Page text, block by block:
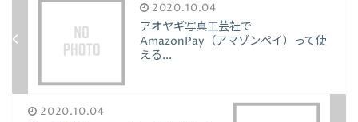
2020.10.04
アオヤギ写真工芸社で
AmazonPay（アマゾンペイ）って使
える...
2020.10.04